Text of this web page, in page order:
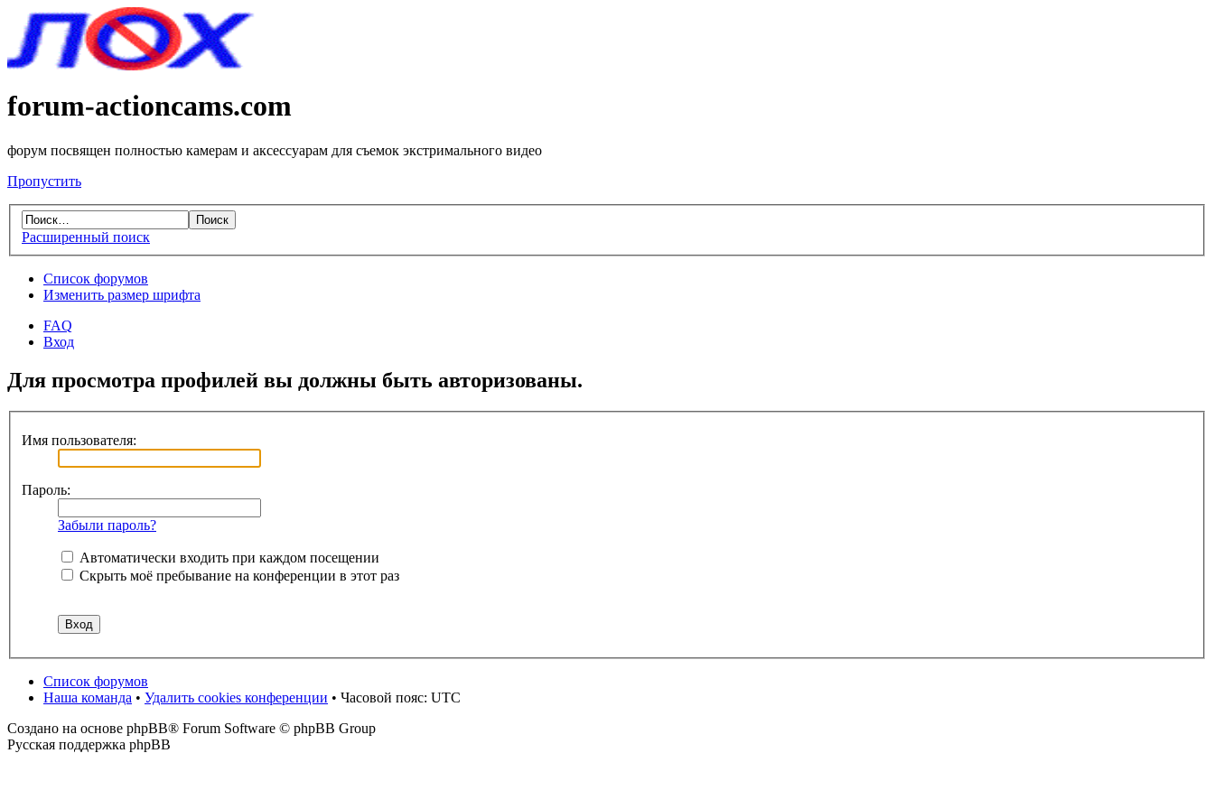
forum-actioncams.com
форум посвящен полностью камерам и аксессуарам для съемок экстримального видео
Пропустить
Расширенный поиск
Список форумов
Изменить размер шрифта
FAQ
Вход
Для просмотра профилей вы должны быть авторизованы.
Имя пользователя:
Пароль:
Забыли пароль?
Автоматически входить при каждом посещении
Скрыть моё пребывание на конференции в этот раз
Список форумов
Наша команда • Удалить cookies конференции • Часовой пояс: UTC
Создано на основе phpBB® Forum Software © phpBB Group
Русская поддержка phpBB